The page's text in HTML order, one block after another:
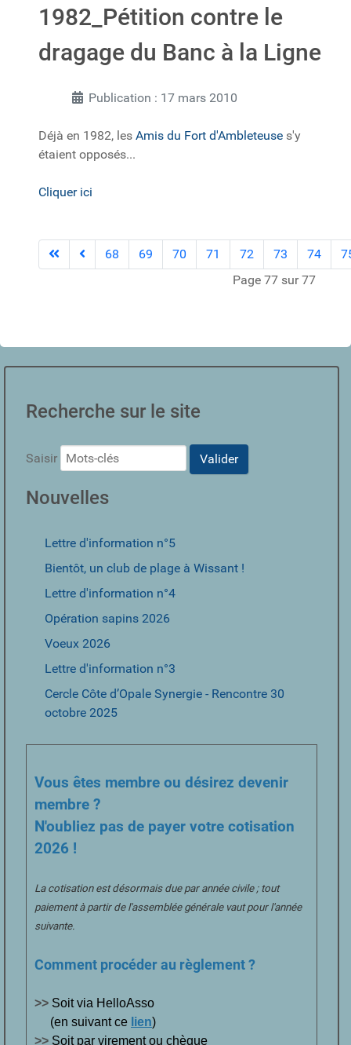
1982_Pétition contre le
dragage du Banc à la Ligne
Publication : 17 mars 2010
Déjà en 1982, les Amis du Fort d'Ambleteuse s'y
étaient opposés...
Cliquer ici
Page 77 sur 77
68 69 70 71 72 73 74
Recherche sur le site
Saisir Valider
Nouvelles
Lettre d'information n°5
Bientôt, un club de plage à Wissant !
Lettre d'information n°4
Opération sapins 2026
Voeux 2026
Lettre d'information n°3
Cercle Côte d’Opale Synergie - Rencontre 30
octobre 2025
Vous êtes membre ou désirez devenir
membre ?
N'oubliez pas de payer votre cotisation
2026 !
La cotisation est désormais due par année civile ; tout
paiement à partir de l'assemblée générale vaut pour l'année
suivante.
Comment procéder au règlement ?
>> Soit via HelloAsso
(en suivant ce lien)
>> Soit par virement ou chèque